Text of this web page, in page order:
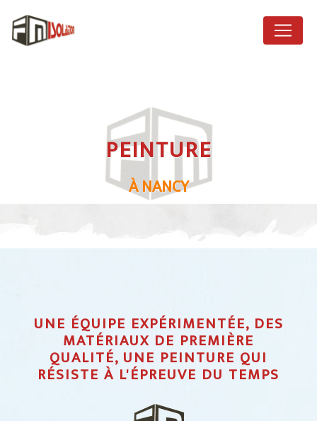
PEINTURE
À NANCY
UNE ÉQUIPE EXPÉRIMENTÉE, DES
MATÉRIAUX DE PREMIÈRE
QUALITÉ, UNE PEINTURE QUI
RÉSISTE À L'ÉPREUVE DU TEMPS